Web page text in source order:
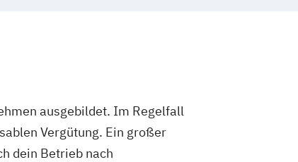
ausgebildet. Im Regelfall
Vergütung. Ein großer
dein Betrieb nach